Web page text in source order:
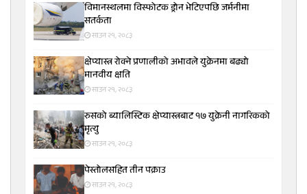
विमानस्थलमा विस्फोटक ड्रोन भेटिएपछि जर्मनीमा
सतर्कता
साउन २१, २०८३
क्षेप्यास्त्र रोक्ने प्रणालीको अभावले युक्रेनमा बढ्यो
मानवीय क्षति
साउन २१, २०८३
रुसको ब्यालिस्टिक क्षेप्यास्त्रबाट १७ युक्रेनी नागरिकको
मृत्यु
साउन २१, २०८३
पेस्तोलसहित तीन पक्राउ
साउन २१, २०८३